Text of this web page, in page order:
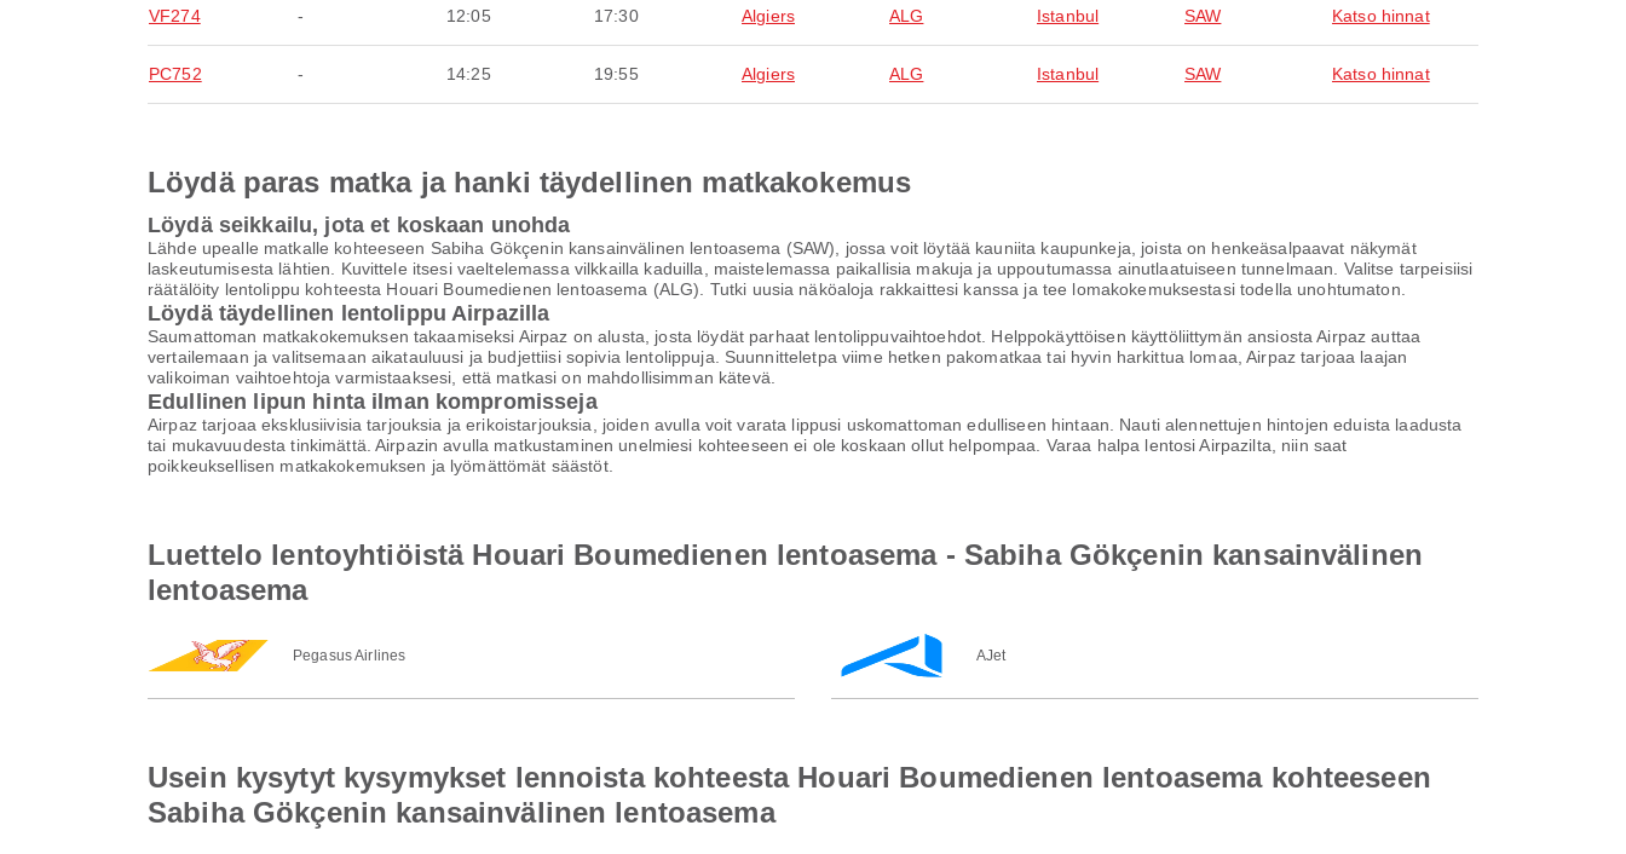
VF274 - 12:05 17:30 Algiers ALG Istanbul SAW Katso hinnat
PC752 - 14:25 19:55 Algiers ALG Istanbul SAW Katso hinnat
Löydä paras matka ja hanki täydellinen matkakokemus
Löydä seikkailu, jota et koskaan unohda
Lähde upealle matkalle kohteeseen Sabiha Gökçenin kansainvälinen lentoasema (SAW), jossa voit löytää kauniita kaupunkeja, joista on henkeäsalpaavat näkymät
laskeutumisesta lähtien. Kuvittele itsesi vaeltelemassa vilkkailla kaduilla, maistelemassa paikallisia makuja ja uppoutumassa ainutlaatuiseen tunnelmaan. Valitse tarpeisiisi
räätälöity lentolippu kohteesta Houari Boumedienen lentoasema (ALG). Tutki uusia näköaloja rakkaittesi kanssa ja tee lomakokemuksestasi todella unohtumaton.
Löydä täydellinen lentolippu Airpazilla
Saumattoman matkakokemuksen takaamiseksi Airpaz on alusta, josta löydät parhaat lentolippuvaihtoehdot. Helppokäyttöisen käyttöliittymän ansiosta Airpaz auttaa
vertailemaan ja valitsemaan aikatauluusi ja budjettiisi sopivia lentolippuja. Suunnitteletpa viime hetken pakomatkaa tai hyvin harkittua lomaa, Airpaz tarjoaa laajan
valikoiman vaihtoehtoja varmistaaksesi, että matkasi on mahdollisimman kätevä.
Edullinen lipun hinta ilman kompromisseja
Airpaz tarjoaa eksklusiivisia tarjouksia ja erikoistarjouksia, joiden avulla voit varata lippusi uskomattoman edulliseen hintaan. Nauti alennettujen hintojen eduista laadusta
tai mukavuudesta tinkimättä. Airpazin avulla matkustaminen unelmiesi kohteeseen ei ole koskaan ollut helpompaa. Varaa halpa lentosi Airpazilta, niin saat
poikkeuksellisen matkakokemuksen ja lyömättömät säästöt.
Luettelo lentoyhtiöistä Houari Boumedienen lentoasema - Sabiha Gökçenin kansainvälinen
lentoasema
Pegasus Airlines AJet
Usein kysytyt kysymykset lennoista kohteesta Houari Boumedienen lentoasema kohteeseen
Sabiha Gökçenin kansainvälinen lentoasema